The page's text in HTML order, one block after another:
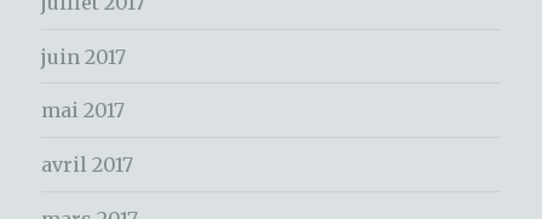
:juin 2017
mai 2017
avril 2017